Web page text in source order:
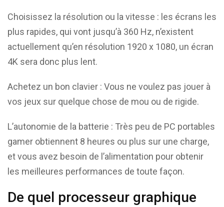
Choisissez la résolution ou la vitesse : les écrans les
plus rapides, qui vont jusqu’à 360 Hz, n’existent
actuellement qu’en résolution 1920 x 1080, un écran
4K sera donc plus lent.
Achetez un bon clavier : Vous ne voulez pas jouer à
vos jeux sur quelque chose de mou ou de rigide.
L’autonomie de la batterie : Très peu de PC portables
gamer obtiennent 8 heures ou plus sur une charge,
et vous avez besoin de l’alimentation pour obtenir
les meilleures performances de toute façon.
De quel processeur graphique